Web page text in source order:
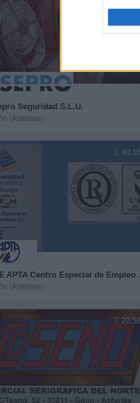
Seguridad S.L.U.
(Asturias)
* CEE
(Asturias)